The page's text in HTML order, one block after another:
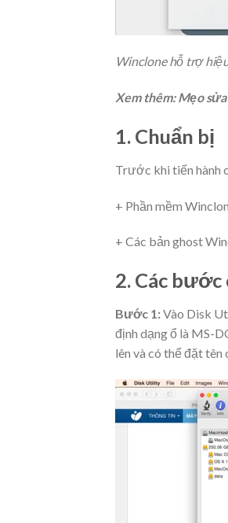
Winclone hỗ trợ
Xem thêm: Mẹo
1. Chuẩn bị
Trước khi tiến hành
+ Phần mềm
+ Các bản ghost
2. Các
Bước 1:Vào Disk
định dạng ổ là MS-
lên và có thể đặt tên